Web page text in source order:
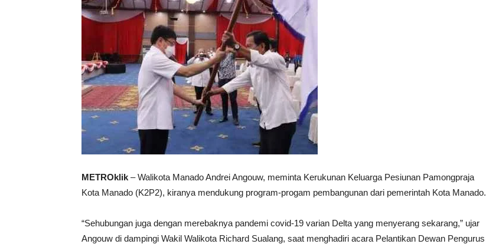
METROklik – Walikota Manado Andrei Angouw, meminta Kerukunan Keluarga Pesiunan Pamongpraja
Kota Manado (K2P2), kiranya mendukung program-progam pembangunan dari pemerintah Kota Manado.
“Sehubungan juga dengan merebaknya pandemi covid-19 varian Delta yang menyerang sekarang,” ujar
Angouw di dampingi Wakil Walikota Richard Sualang, saat menghadiri acara Pelantikan Dewan Pengurus